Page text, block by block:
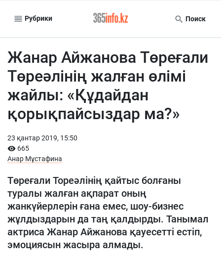
Рубрики Поиск
Жанар Айжанова Төреғали
Төреәлінің жалған өлімі
жайлы: «Құдайдан
қорықпайсыздар ма?»
23 қантар 2019, 15:50
665
Анар Мұстафина
Төреғали Тореәлінің қайтыс болғаны
туралы жалған ақпарат оның
жанкүйерлерін ғана емес, шоу-бизнес
жұлдыздарын да таң қалдырды. Танымал
актриса Жанар Айжанова қауесетті естіп,
эмоциясын жасыра алмады.